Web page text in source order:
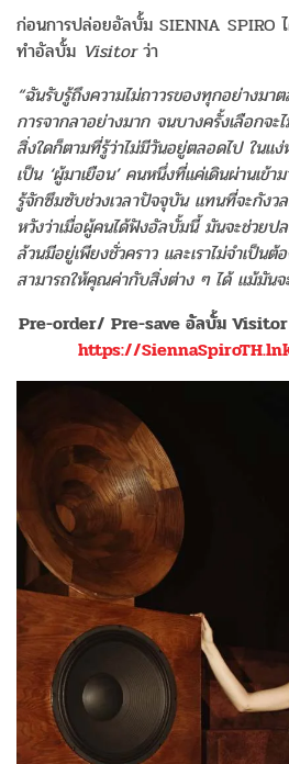
ก่อนการปล่อยอัลบั้ม SIENNA SPIRO
ทำอัลบั้ม Visitorว่า
“ฉันรับรู้ถึงความไม่ถาวรของทุกอย่างม
การจากลาอย่างมาก จนบางครั้งเลือกจะ
สิ่งใดก็ตามที่รู้ว่าไม่มีวันอยู่ตลอดไป ในแ
เป็น‘ผู้มาเยือน’ คนหนึ่งที่แค่เดินผ่านเข้
รู้จักซึมซับช่วงเวลาปัจจุบัน แทนที่จะกัง
หวังว่าเมื่อผู้คนได้ฟังอัลบั้มนี้ มันจะช่วยป
ล้วนมีอยู่เพียงชั่วคราว และเราไม่จำเป็นต้
สามารถให้คุณค่ากับสิ่งต่าง ๆ ได้ แม้มันจ
Pre-order/ Pre-save อัลบั้ม Visitor
https://